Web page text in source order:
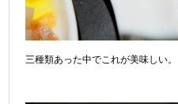
三種類あった中でこれが美味しい。